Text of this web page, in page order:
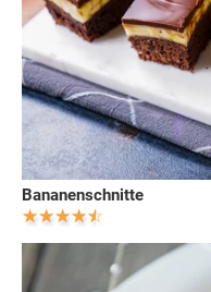
Bananenschnitte